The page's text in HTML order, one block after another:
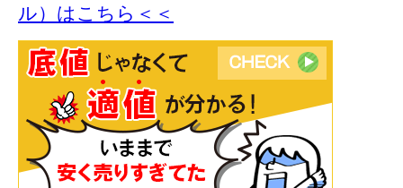
ル）はこちら＜＜